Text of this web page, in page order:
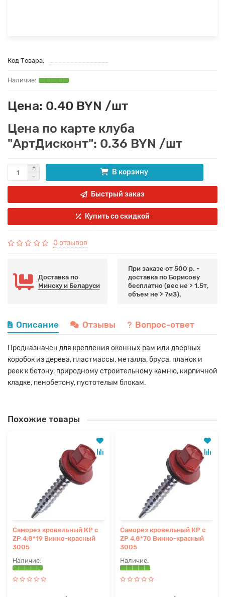
Код Товара:
Цена: 0.40 BYN /шт
Цена по карте клуба
"АртДисконт": 0.36 BYN /шт
В корзину
Быстрый заказ
Купить со скидкой
0 отзывов
Доставка по
Минску и Беларуси
При заказе от 500 р. -
доставка по Борисову
бесплатно (вес не > 1.5т,
объем не > 7м3).
Описание Отзывы Вопрос-ответ
Предназначен для крепления оконных рам или дверных
коробок из дерева, пластмассы, металла, бруса, планок и
реек к бетону, природному строительному камню, кирпичной
кладке, пенобетону, пустотелым блокам.
Похожие товары
Саморез кровельный КР с
ZP 4,8*19 Винно-красный
3005
Саморез кровельный КР с
ZP 4,8*70 Винно-красный
3005